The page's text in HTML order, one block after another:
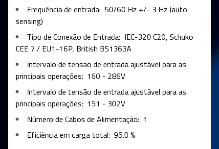
Frequência de entrada: 50/60 Hz +/- 3 Hz (auto
sensing)
Tipo de Conexão de Entrada: IEC-320 C20, Schuko
CEE 7 / EU1-16P, British BS1363A
Intervalo de tensão de entrada ajustável para as
principais operações: 160 - 286V
Intervalo de tensão de entrada ajustável para as
principais operações: 151 - 302V
Número de Cabos de Alimentação: 1
Eficiência em carga total: 95.0 %